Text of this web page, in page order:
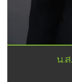
น.